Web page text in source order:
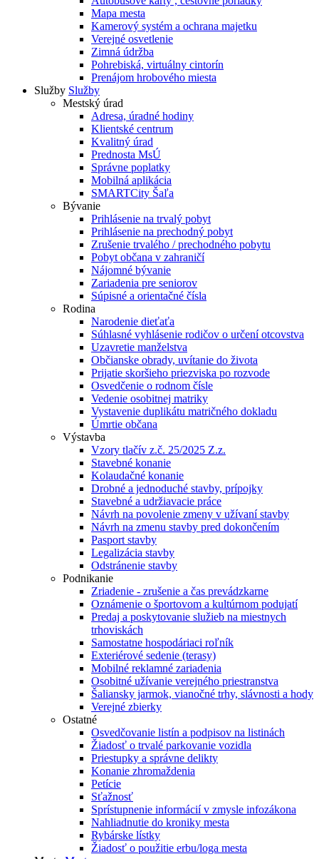
Mapa mesta
Kamerový systém a ochrana majetku
Verejné osvetlenie
Zimná údržba
Pohrebiská, virtuálny cintorín
Prenájom hrobového miesta
Služby Služby
Mestský úrad
Adresa, úradné hodiny
Klientské centrum
Kvalitný úrad
Prednosta MsÚ
Správne poplatky
Mobilná aplikácia
SMARTCity Šaľa
Bývanie
Prihlásenie na trvalý pobyt
Prihlásenie na prechodný pobyt
Zrušenie trvalého / prechodného pobytu
Pobyt občana v zahraničí
Nájomné bývanie
Zariadenia pre seniorov
Súpisné a orientačné čísla
Rodina
Narodenie dieťaťa
Súhlasné vyhlásenie rodičov o určení otcovstva
Uzavretie manželstva
Občianske obrady, uvítanie do života
Prijatie skoršieho priezviska po rozvode
Osvedčenie o rodnom čísle
Vedenie osobitnej matriky
Vystavenie duplikátu matričného dokladu
Úmrtie občana
Výstavba
Vzory tlačív z.č. 25/2025 Z.z.
Stavebné konanie
Kolaudačné konanie
Drobné a jednoduché stavby, prípojky
Stavebné a udržiavacie práce
Návrh na povolenie zmeny v užívaní stavby
Návrh na zmenu stavby pred dokončením
Pasport stavby
Legalizácia stavby
Odstránenie stavby
Podnikanie
Zriadenie - zrušenie a čas prevádzkarne
Oznámenie o športovom a kultúrnom podujatí
Predaj a poskytovanie služieb na miestnych
trhoviskách
Samostatne hospodáriaci roľník
Exteriérové sedenie (terasy)
Mobilné reklamné zariadenia
Osobitné užívanie verejného priestranstva
Šaliansky jarmok, vianočné trhy, slávnosti a hody
Verejné zbierky
Ostatné
Osvedčovanie listín a podpisov na listinách
Žiadosť o trvalé parkovanie vozidla
Priestupky a správne delikty
Konanie zhromaždenia
Petície
Sťažnosť
Sprístupnenie informácií v zmysle infozákona
Nahliadnutie do kroniky mesta
Rybárske lístky
Žiadosť o použitie erbu/loga mesta